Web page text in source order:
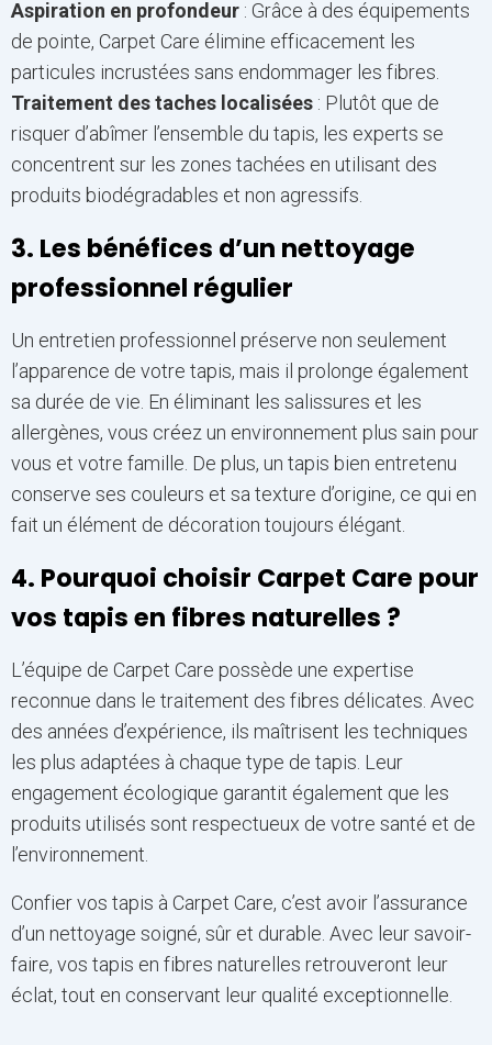
Aspiration en profondeur : Grâce à des équipements
de pointe, Carpet Care élimine efficacement les
particules incrustées sans endommager les fibres.
Traitement des taches localisées : Plutôt que de
risquer d’abîmer l’ensemble du tapis, les experts se
concentrent sur les zones tachées en utilisant des
produits biodégradables et non agressifs.
3. Les bénéfices d’un nettoyage
professionnel régulier
Un entretien professionnel préserve non seulement
l’apparence de votre tapis, mais il prolonge également
sa durée de vie. En éliminant les salissures et les
allergènes, vous créez un environnement plus sain pour
vous et votre famille. De plus, un tapis bien entretenu
conserve ses couleurs et sa texture d’origine, ce qui en
fait un élément de décoration toujours élégant.
4. Pourquoi choisir Carpet Care pour
vos tapis en fibres naturelles ?
L’équipe de Carpet Care possède une expertise
reconnue dans le traitement des fibres délicates. Avec
des années d’expérience, ils maîtrisent les techniques
les plus adaptées à chaque type de tapis. Leur
engagement écologique garantit également que les
produits utilisés sont respectueux de votre santé et de
l’environnement.
Confier vos tapis à Carpet Care, c’est avoir l’assurance
d’un nettoyage soigné, sûr et durable. Avec leur savoir-
faire, vos tapis en fibres naturelles retrouveront leur
éclat, tout en conservant leur qualité exceptionnelle.